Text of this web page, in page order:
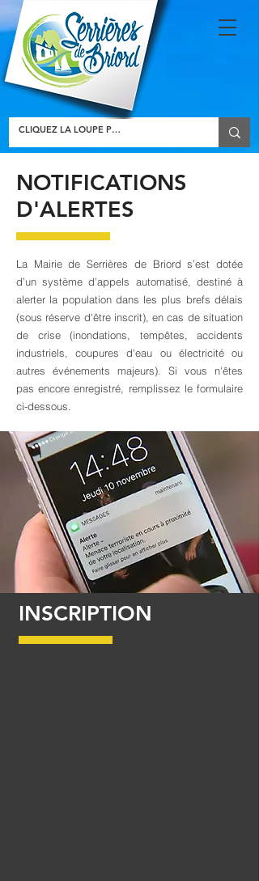
NOTIFICATIONS
D'ALERTES
La Mairie de Serrières de Briord s’est dotée
d’un système d’appels automatisé, destiné à
alerter la population dans les plus brefs délais
(sous réserve d'être inscrit), en cas de situation
de crise (inondations, tempêtes, accidents
industriels, coupures d'eau ou électricité ou
autres événements majeurs). Si vous n'êtes
pas encore enregistré, remplissez le formulaire
ci-dessous.
INSCRIPTION